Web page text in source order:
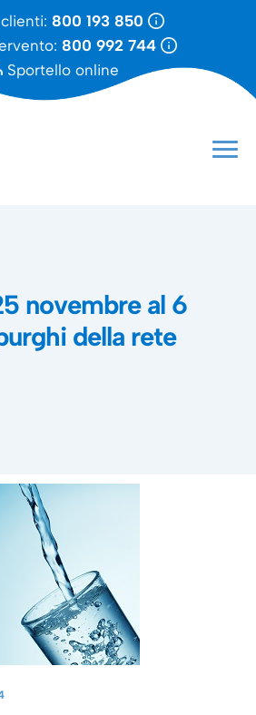
800 193 850
800 992 744
Sportello online
novembre al 6
della rete